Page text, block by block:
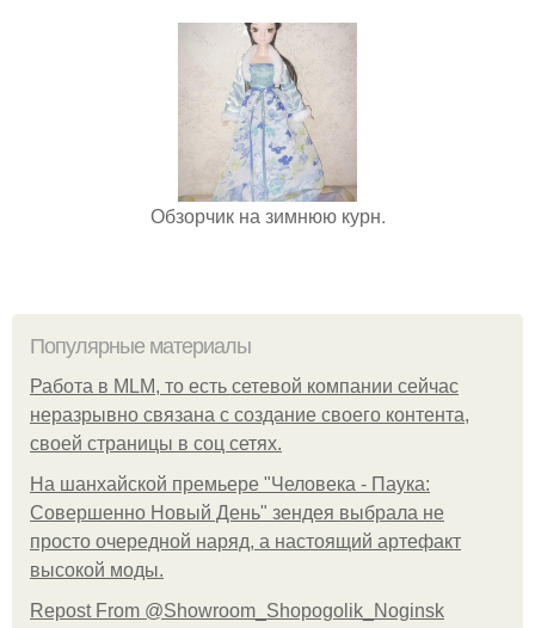
Обзорчик на зимнюю курн.
Популярные материалы
Работа в MLM, то есть сетевой компании сейчас
неразрывно связана с создание своего контента,
своей страницы в соц сетях.
На шанхайской премьере "Человека - Паука:
Совершенно Новый День" зендея выбрала не
просто очередной наряд, а настоящий артефакт
высокой моды.
Repost From @Showroom_Shopogolik_Noginsk